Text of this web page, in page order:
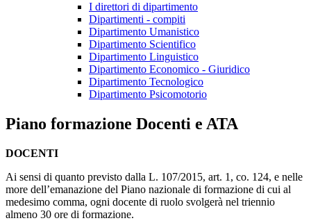
I direttori di dipartimento
Dipartimenti - compiti
Dipartimento Umanistico
Dipartimento Scientifico
Dipartimento Linguistico
Dipartimento Economico - Giuridico
Dipartimento Tecnologico
Dipartimento Psicomotorio
Piano formazione Docenti e ATA
DOCENTI
Ai sensi di quanto previsto dalla L. 107/2015, art. 1, co. 124, e nelle
more dell’emanazione del Piano nazionale di formazione di cui al
medesimo comma, ogni docente di ruolo svolgerà nel triennio
almeno 30 ore di formazione.